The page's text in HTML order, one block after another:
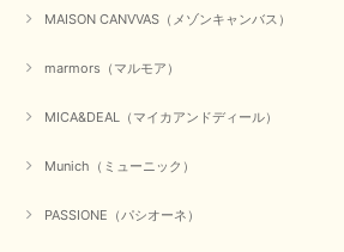
この度は、当店でのお買い物誠にありが
無事に商品がお手元に届いて喜んでいた
ちしております。
MAISON CANVVAS（メゾンキャンバス）
marmors（マルモア）
MICA&DEAL（マイカアンドディール）
Munich（ミューニック）
PASSIONE（パシオーネ）